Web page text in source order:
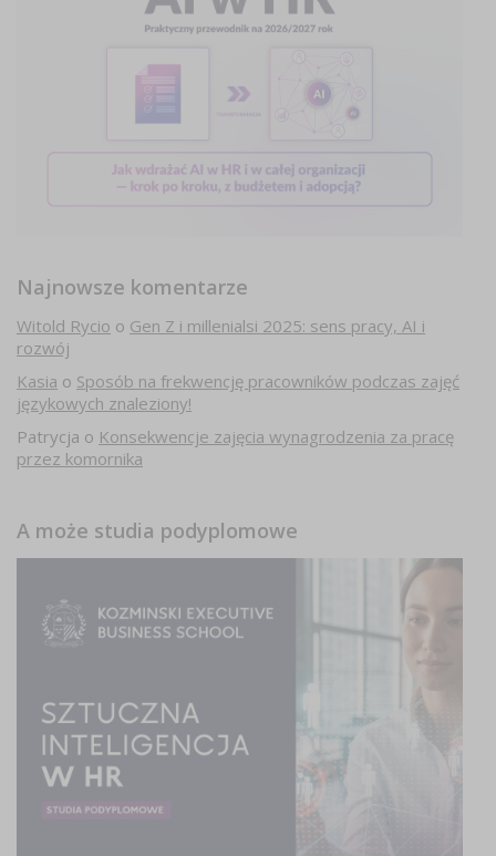
Najnowsze komentarze
Witold Rycio o Gen Z i millenialsi 2025: sens pracy, AI i
rozwój
Kasia o Sposób na frekwencję pracowników podczas zajęć
językowych znaleziony!
Patrycja o Konsekwencje zajęcia wynagrodzenia za pracę
przez komornika
A może studia podyplomowe